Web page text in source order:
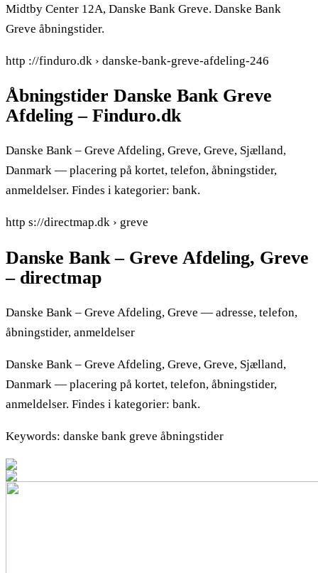
Midtby Center 12A, Danske Bank Greve. Danske Bank
Greve åbningstider.
http ://finduro.dk › danske-bank-greve-afdeling-246
Åbningstider Danske Bank Greve
Afdeling – Finduro.dk
Danske Bank – Greve Afdeling, Greve, Greve, Sjælland,
Danmark — placering på kortet, telefon, åbningstider,
anmeldelser. Findes i kategorier: bank.
http s://directmap.dk › greve
Danske Bank – Greve Afdeling, Greve
– directmap
Danske Bank – Greve Afdeling, Greve — adresse, telefon,
åbningstider, anmeldelser
Danske Bank – Greve Afdeling, Greve, Greve, Sjælland,
Danmark — placering på kortet, telefon, åbningstider,
anmeldelser. Findes i kategorier: bank.
Keywords: danske bank greve åbningstider